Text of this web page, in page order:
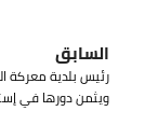
السابق
رئيس بلدية معركة
ويثمن دورها في